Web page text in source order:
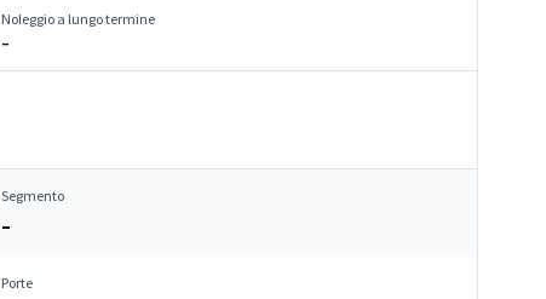
Noleggio a lungo termine
–
Segmento
–
Porte